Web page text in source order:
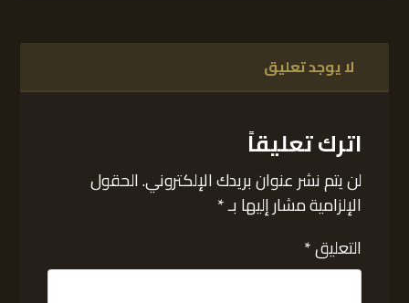
لا يوجد تعليق
اترك تعليقاً
لن يتم نشر عنوان بريدك الإلكتروني.الحقول
الإلزامية مشار إليها بـ*
التعليق*